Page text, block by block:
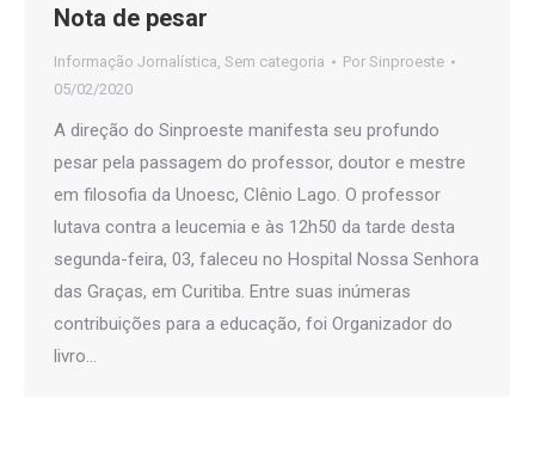
Nota de pesar
Informação Jornalística, Sem categoria Por Sinproeste
05/02/2020
A direção do Sinproeste manifesta seu profundo
pesar pela passagem do professor, doutor e mestre
em filosofia da Unoesc, Clênio Lago. O professor
lutava contra a leucemia e às 12h50 da tarde desta
segunda-feira, 03, faleceu no Hospital Nossa Senhora
das Graças, em Curitiba. Entre suas inúmeras
contribuições para a educação, foi Organizador do
livro…